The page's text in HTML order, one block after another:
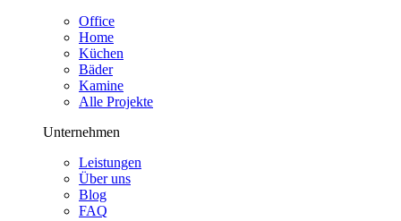
Office
Home
Küchen
Bäder
Kamine
Alle Projekte
Unternehmen
Leistungen
Über uns
Blog
FAQ